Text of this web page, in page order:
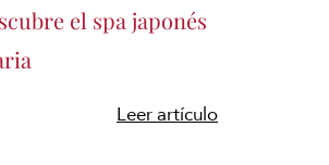
el spa japonés
Leer artículo